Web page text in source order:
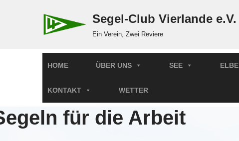
Segel-Club Vierlande e.V.
Ein Verein, Zwei Reviere
HOME ÜBER UNS SEE ELBE
KONTAKT WETTER
für die Arbeit